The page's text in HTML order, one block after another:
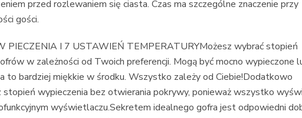
przed rozlewaniem się ciasta. Czas ma szczególne znaczenie przy
gości.
PIECZENIA I 7 USTAWIEŃ TEMPERATURYMożesz wybrać stopień
w zależności od Twoich preferencji. Mogą być mocno wypieczone
to bardziej miękkie w środku. Wszystko zależy od Ciebie!Dodatkowo
stopień wypieczenia bez otwierania pokrywy, ponieważ wszystko
wyświetlaczu.Sekretem idealnego gofra jest odpowiedni